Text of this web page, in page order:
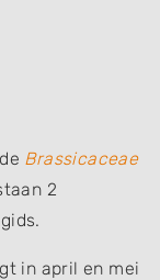
Brassicaceae
2
in april en mei